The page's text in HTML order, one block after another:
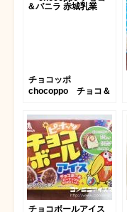
チョコッポ
chocoppo チョコ＆
チョコボールアイス